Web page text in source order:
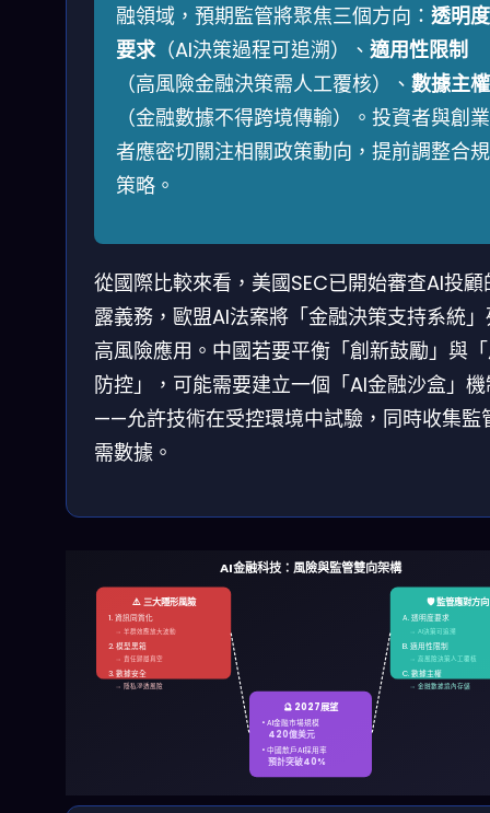
融領域，預期監管將聚焦三個方向： 透明度
要求（AI決策過程可追溯）、 適用性限制
（高風險金融決策需人工覆核）、 數據主權
（金融數據不得跨境傳輸）。投資者與創業
者應密切關注相關政策動向，提前調整合規
策略。
從國際比較來看，美國SEC已開始審查AI投顧
露義務，歐盟AI法案將「金融決策支持系統
高風險應用。中國若要平衡「創新鼓勵」與
防控」，可能需要建立一個「AI金融沙盒」
——允許技術在受控環境中試驗，同時收集監
需數據。
AI金融科技：風險與監管雙向架構
⚠️ 三大隱形風險
1. 資訊同質化
→ 羊群效應放大波動
2. 模型黑箱
→ 責任歸屬真空
3. 數據安全
→ 隱私滲透風險
🛡️ 監管應對方向
A. 透明度要求
→ AI決策可追溯
B. 適用性限制
→ 高風險決策人工覆核
C. 數據主權
→ 金融數據境內存儲
🔮 2027展望
• AI金融市場規模
420億美元
• 中國散戶AI採用率
預計突破40%